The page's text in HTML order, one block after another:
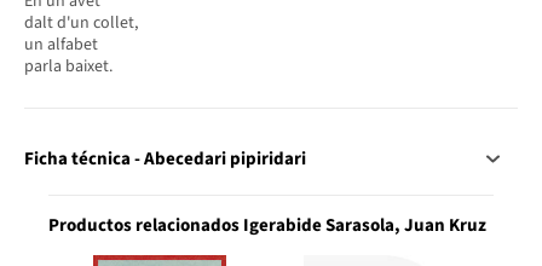
dalt d'un collet,
un alfabet
parla baixet.
Ficha técnica - Abecedari pipiridari
Productos relacionados Igerabide Sarasola, Juan Kruz